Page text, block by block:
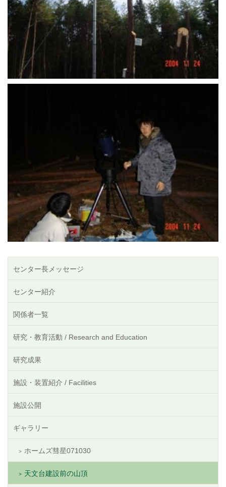
センター長メッセージ
センター紹介
関係者一覧
研究・教育活動 / Research and Education
研究成果
施設・装置紹介 / Facilities
施設公開
ギャラリー
ホームズ彗星071030
天文台建設前の山頂